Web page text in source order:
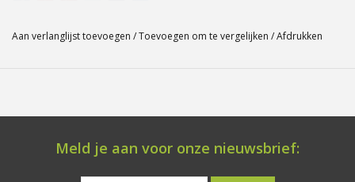
Aan verlanglijst toevoegen /Toevoegen om te vergelijken /Afdrukken
Meld je aan voor onze nieuwsbrief: